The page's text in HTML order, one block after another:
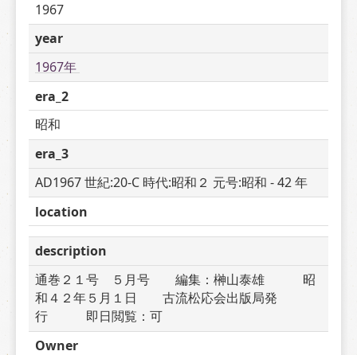
1967
year
1967年
era_2
昭和
era_3
AD1967 世紀:20-C 時代:昭和２ 元号:昭和 - 42 年
location
description
通巻２１号　５月号　　編集：榊山泰雄　　　昭
和４２年５月１日　　古流松応会出版局発
行　　　即日閲覧：可
Owner